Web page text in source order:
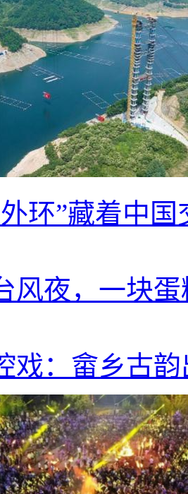
环”藏着中
风夜，一块
戏：畲乡古